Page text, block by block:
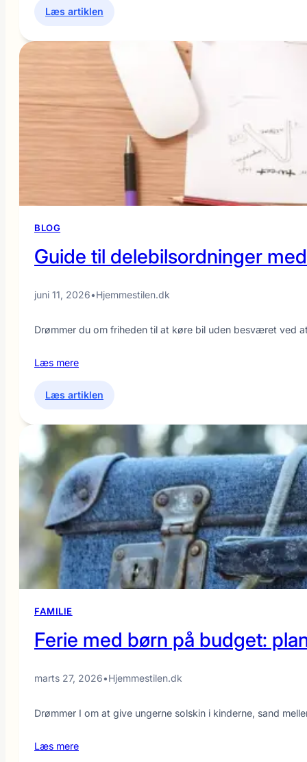
Læs artiklen
spotter
du
gode
hjemmesider
brugbare
tips
og
livsstil
BLOG
Guide til delebilsordninger
juni 11, 2026•Hjemmestilen.dk
Drømmer du om friheden til at køre bil uden besværet ved
Læs mere
Læs artiklen
til
delebilsordninger
med
rabat:
Hvad
skal
du
være
opmærksom
på?
FAMILIE
Ferie med børn på budget:
marts 27, 2026•Hjemmestilen.dk
Drømmer I om at give ungerne solskin i kinderne, sand
Læs mere